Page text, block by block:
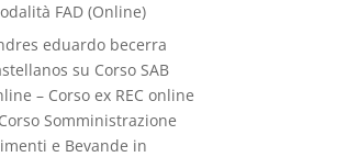
FAD (Online)
eduardo becerra
su Corso SAB
– Corso ex REC online
Somministrazione
e Bevande in